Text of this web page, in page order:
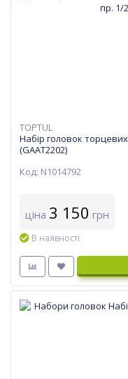
TOPTUL
Набір головок
(GAAT2202)
Код: N1014792
ціна 3 150 грн
В наявності